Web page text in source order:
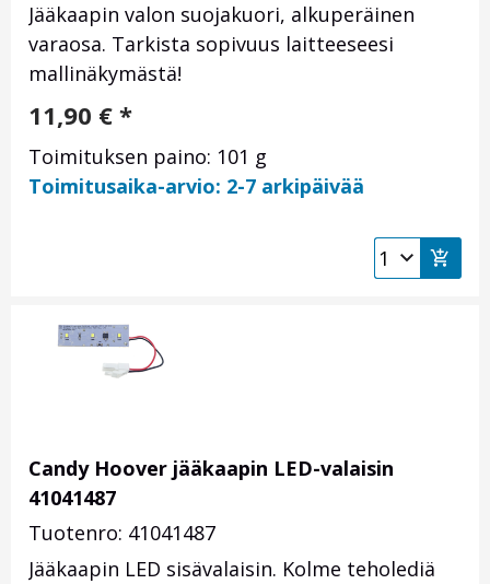
Jääkaapin valon suojakuori, alkuperäinen
varaosa. Tarkista sopivuus laitteeseesi
mallinäkymästä!
11,90 € *
Toimituksen paino: 101 g
Toimitusaika-arvio: 2-7 arkipäivää
Candy Hoover jääkaapin LED-valaisin
41041487
Tuotenro: 41041487
Jääkaapin LED sisävalaisin. Kolme teholediä